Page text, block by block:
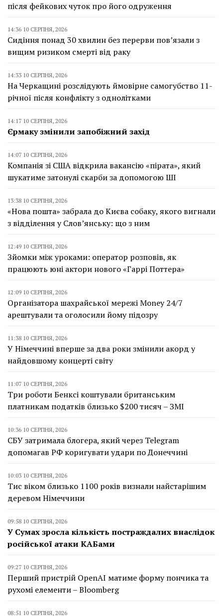
після фейкових чуток про його одруження
14:36 10 СЕРПНЯ, 2026
Сидіння понад 30 хвилин без перерви пов’язали з
вищим ризиком смерті від раку
14:33 10 СЕРПНЯ, 2026
На Черкащині розслідують ймовірне самогубство 11-
річної після конфлікту з однолітками
14:17 10 СЕРПНЯ, 2026
Єрмаку змінили запобіжний захід
14:07 10 СЕРПНЯ, 2026
Компанія зі США відкрила вакансію «пірата», який
шукатиме затонулі скарби за допомогою ШІ
13:38 10 СЕРПНЯ, 2026
«Нова пошта» забрала до Києва собаку, якого вигнали
з відділення у Слов’янську: що з ним
12:49 10 СЕРПНЯ, 2026
Зйомки між уроками: оператор розповів, як
працюють юні актори нового «Гаррі Поттера»
12:09 10 СЕРПНЯ, 2026
Організатора шахрайської мережі Money 24/7
арештували та оголосили йому підозру
11:38 10 СЕРПНЯ, 2026
У Німеччині вперше за два роки змінили акорд у
найдовшому концерті світу
11:07 10 СЕРПНЯ, 2026
Три роботи Бенксі коштували британським
платникам податків близько $200 тисяч – ЗМІ
10:36 10 СЕРПНЯ, 2026
СБУ затримала блогера, який через Telegram
допомагав РФ коригувати удари по Донеччині
10:03 10 СЕРПНЯ, 2026
Тис віком близько 1100 років визнали найстарішим
деревом Німеччини
09:58 10 СЕРПНЯ, 2026
У Сумах зросла кількість постраждалих внаслідок
російської атаки КАБами
09:27 10 СЕРПНЯ, 2026
Перший пристрій OpenAI матиме форму пончика та
рухомі елементи – Bloomberg
08:51 10 СЕРПНЯ, 2026